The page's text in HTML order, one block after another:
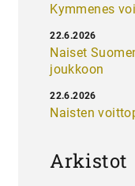
Kymmenes
Naiset
joukkoon
22.6.2026
Naisten
22.6.2026
Arkistot